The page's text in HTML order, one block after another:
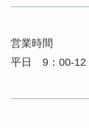
営業時間
平日 9：00-